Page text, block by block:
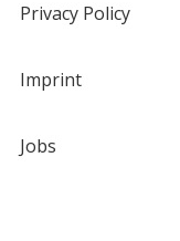
Privacy Policy
Imprint
Jobs